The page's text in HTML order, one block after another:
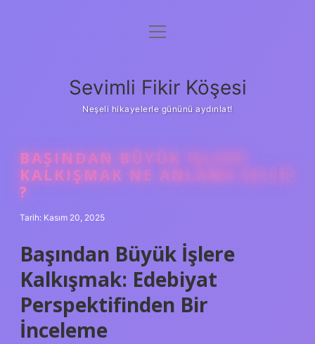
Anasayfa
Yasal Uyarı
menüyü
Sevimli Fikir Köşesi
Neşeli hikayelerle gününü aydınlat!
BAŞINDAN BÜYÜK IŞLERE
KALKIŞMAK NE ANLAMA GELIR
?
Tarih: Kasım 20, 2025
Başından Büyük İşlere
Kalkışmak: Edebiyat
Perspektifinden Bir
İnceleme